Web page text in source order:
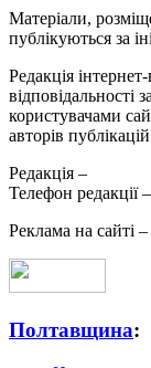
Матеріали,
публікуються за
Редакція
відповідальності
користувачами
авторів
Редакція –
Телефон редакції –
Реклама на сайті –
Полтавщина: